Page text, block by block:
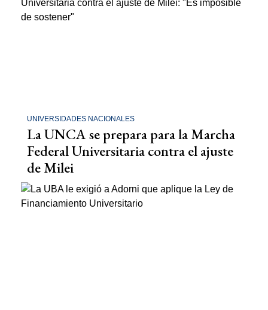
UNIVERSIDADES NACIONALES
La UNCA se prepara para la Marcha
Federal Universitaria contra el ajuste
de Milei